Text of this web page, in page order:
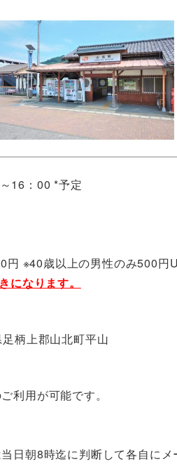
16：00 *予定
円 ※40歳以上の男性のみ500円
になります。
柄上郡山北町平山
利用が可能です。
日朝8時迄に判断して各自にメ